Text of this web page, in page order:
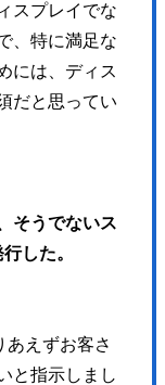
スプレイでな
、特に満足な
には、ディス
だと思ってい
そうでないス
した。
えずお客さ
と指示しまし